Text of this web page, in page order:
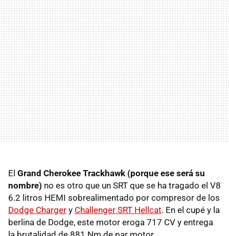
El Grand Cherokee Trackhawk (porque ese será su
nombre) no es otro que un SRT que se ha tragado el V8
6.2 litros HEMI sobrealimentado por compresor de los
Dodge Charger y Challenger SRT Hellcat. En el cupé y la
berlina de Dodge, este motor eroga 717 CV y entrega